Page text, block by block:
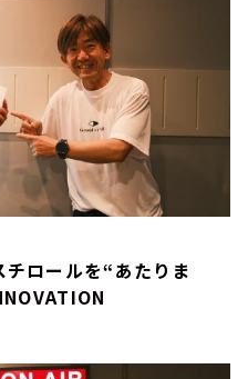
チロールを“あたりま